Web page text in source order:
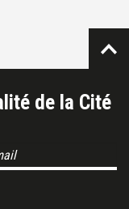
de la Cité